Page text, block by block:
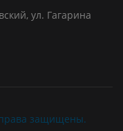
ул. Гагарина
защищены.